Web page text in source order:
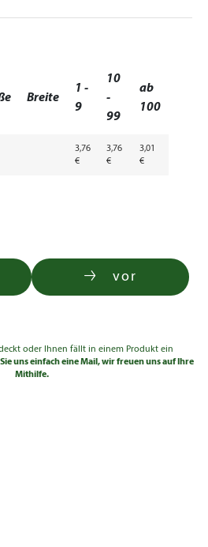
Breite
1 -
9
10
-
99
ab
100
3,76
€
3,76
€
3,01
€
vor
oder Ihnen fällt in einem Produkt ein
uns einfach eine Mail, wir freuen uns auf Ihre
Mithilfe.